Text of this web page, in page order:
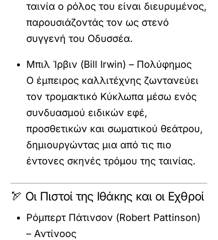
ταινία ο ρόλος του είναι διευρυμένος,
παρουσιάζοντάς τον ως στενό
συγγενή του Οδυσσέα.
Μπιλ Ίρβιν (Bill Irwin) – Πολύφημος
Ο έμπειρος καλλιτέχνης ζωντανεύει
τον τρομακτικό Κύκλωπα μέσω ενός
συνδυασμού ειδικών εφέ,
προσθετικών και σωματικού θεάτρου,
δημιουργώντας μια από τις πιο
έντονες σκηνές τρόμου της ταινίας.
🏹 Οι Πιστοί της Ιθάκης και οι Εχθροί
Ρόμπερτ Πάτινσον (Robert Pattinson)
– Αντίνοος